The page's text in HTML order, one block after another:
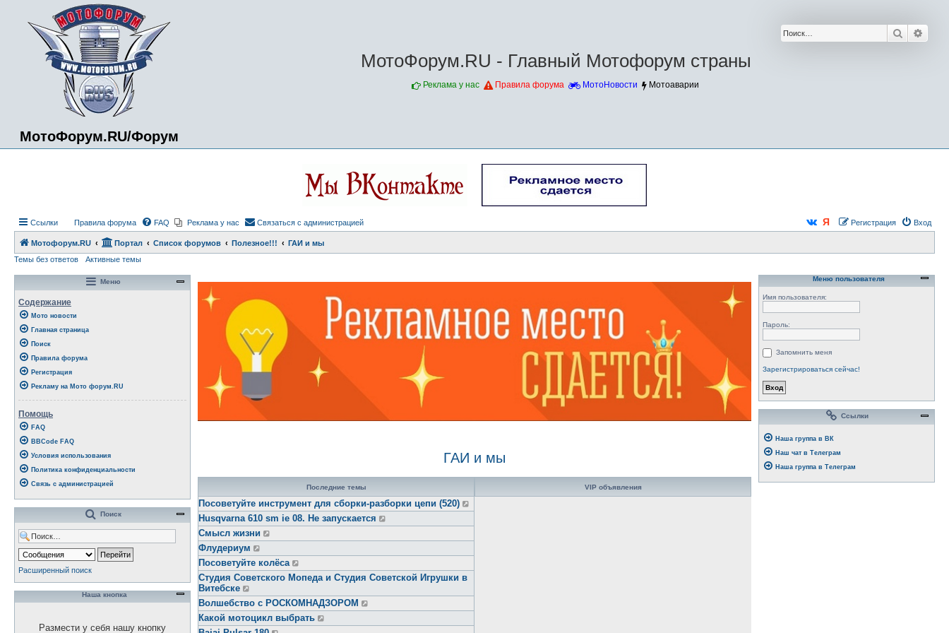
МотоФорум.RU/Форум
Поиск
МотоФорум.RU - Главный Мотофорум страны
Реклама у нас Правила форума МотоНовости Мотоаварии
Ссылки Правила форума FAQ Реклама у нас Связаться с администрацией Вход
Регистрация
Мотофорум.RU Портал Список форумов Полезное!!!
ГАИ и мы
Темы без ответов
Активные темы
ГАИ и мы
Последние темы
Посоветуйте инструмент для сборки-разборки цепи (520)
Husqvarna 610 sm ie 08. Не запускается
Смысл жизни
Флудериум
Посоветуйте колёса
Студия Советского Мопеда и Студия Советской Игрушки в
Витебске
Волшебство с РОСКОМНАДЗОРОМ
Какой мотоцикл выбрать
VIP объявления
Меню
Содержание
Мото новости
Главная страница
Поиск
Правила форума
Регистрация
Рекламу на Мото форум.RU
Помощь
FAQ
BBCode FAQ
Условия использования
Политика конфиденциальности
Связь с администрацией
Поиск
Расширенный поиск
Наша кнопка
Размести у себя нашу кнопку
Меню пользователя
Имя пользователя:
Пароль:
Запомнить меня
Зарегистрироваться сейчас!
Ссылки
Наша группа в ВК
Наш чат в Телеграм
Наша группа в Телеграм